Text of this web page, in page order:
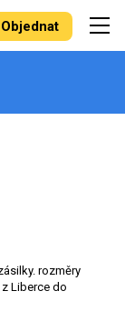
Objednat
rozměry
z Liberce do